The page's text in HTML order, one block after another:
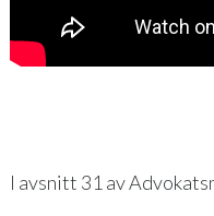
I avsnitt 31 av